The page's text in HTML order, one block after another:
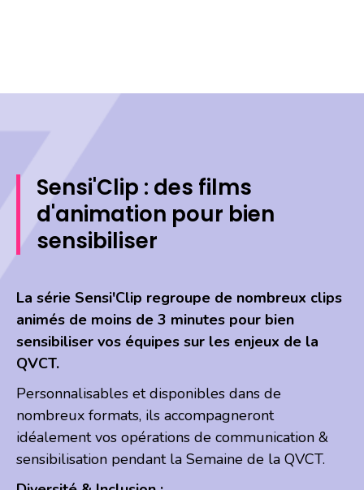
Sensi'Clip : des films
d'animation pour bien
sensibiliser
La série Sensi'Clip regroupe de nombreux clips
animés de moins de 3 minutes pour bien
sensibiliser vos équipes sur les enjeux de la
QVCT.
Personnalisables et disponibles dans de
nombreux formats, ils accompagneront
idéalement vos opérations de communication &
sensibilisation pendant la Semaine de la QVCT.